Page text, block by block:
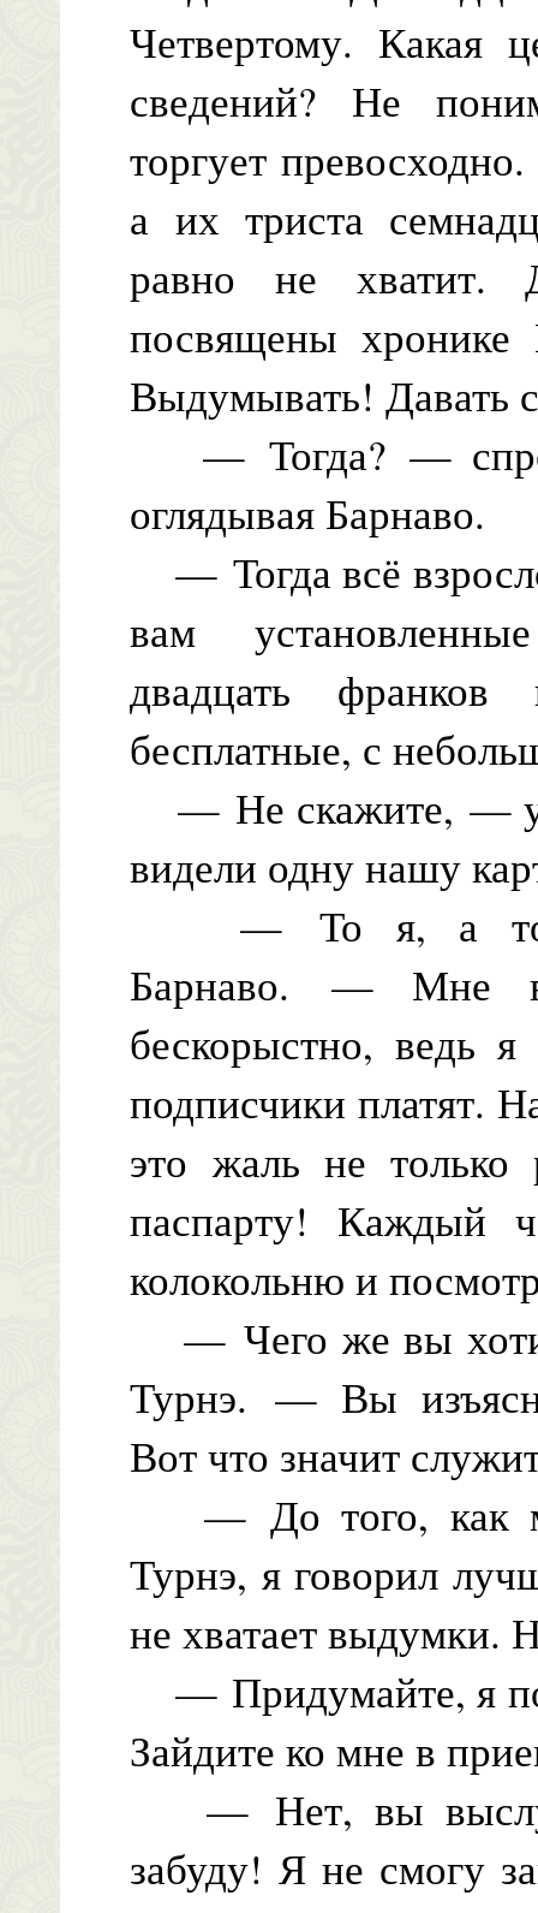
Четвертому. Какая
сведений? Не
торгует
а их триста
равно не хватит.
посвящены хронике
Выдумывать! Давать
— Тогда? —
оглядывая Барнаво.
— Тогда всё
вам
двадцать
бесплатные, с
— Не скажите, —
видели одну нашу
— То я, а то
Барнаво. — Мне
бескорыстно, ведь
подписчики платят.
это жаль не
паспарту! Каждый
колокольню и
— Чего же вы
Турнэ. — Вы
Вот что значит
— До того, как
Турнэ, я говорил
не хватает выдумки.
— Придумайте, я
Зайдите ко мне в
— Нет, вы
забуду! Я не смогу